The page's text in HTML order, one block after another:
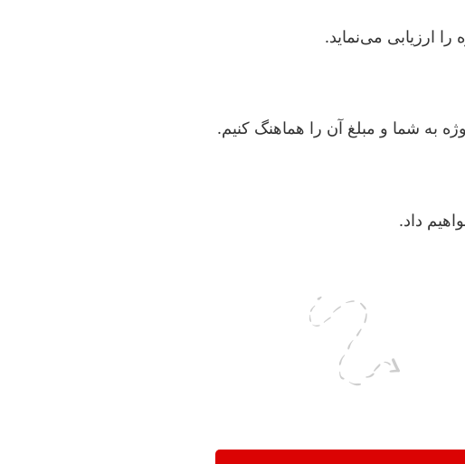
ارزیابی می‌نماید.
به شما و مبلغ آن را هماهنگ کنیم.
داد.